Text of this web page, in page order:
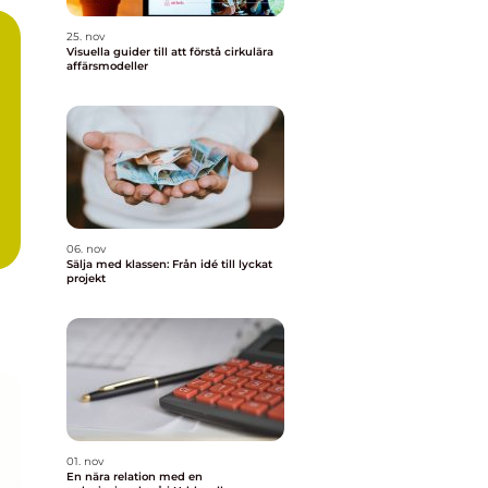
25. nov
Visuella guider till att förstå cirkulära
affärsmodeller
06. nov
Sälja med klassen: Från idé till lyckat
projekt
01. nov
En nära relation med en